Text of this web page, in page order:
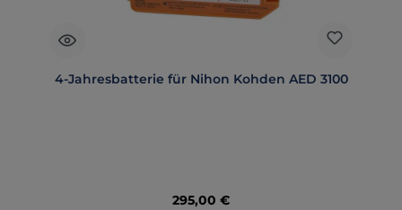
4-Jahresbatterie für Nihon Kohden AED 3100
Regulärer Preis:
295,00 €